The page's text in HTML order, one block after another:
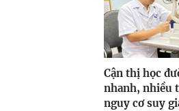
Cận thị học
nhanh, nhiều
nguy cơ suy